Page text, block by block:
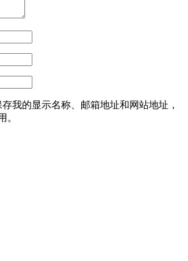
我的显示名称、邮箱地址和网站地址，
。